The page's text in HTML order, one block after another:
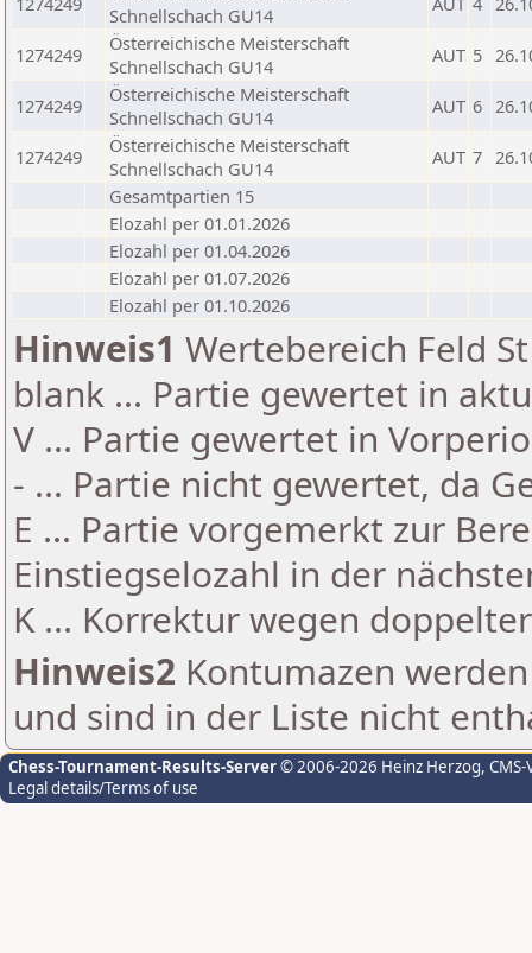
Schnellschach GU14
1274249
Österreichische Meisterschaft
Schnellschach GU14
AUT 5
1274249
Österreichische Meisterschaft
Schnellschach GU14
AUT 6
1274249
Österreichische Meisterschaft
Schnellschach GU14
AUT 7
Gesamtpartien 15
Elozahl per 01.01.2026
Elozahl per 01.04.2026
Elozahl per 01.07.2026
Elozahl per 01.10.2026
Hinweis1 Wertebereich Feld
blank ... Partie gewertet in
V ... Partie gewertet in
- ... Partie nicht gewertet, da
E ... Partie vorgemerkt zur
Einstiegselozahl in der
K ... Korrektur wegen
Hinweis2 Kontumazen
und sind in der Liste nicht
Chess-Tournament-Results-Server© 2006-2026 Heinz Herzog,
Legal details/Terms of use